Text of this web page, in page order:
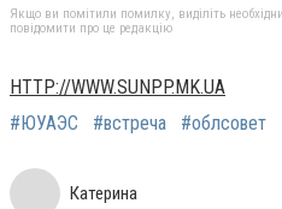
Якщо ви помітили помилку, виділіть
повідомити про це редакцію
HTTP://WWW.SUNPP.MK.UA
#ЮУАЭС
#встреча #облсовет
Катерина